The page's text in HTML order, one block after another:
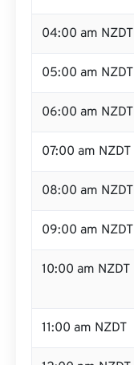
04:00 am NZDT
05:00 am NZDT
06:00 am NZDT
07:00 am NZDT
08:00 am NZDT
09:00 am NZDT
10:00 am NZDT
11:00 am NZDT